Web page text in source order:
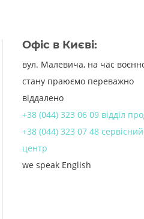
Офіс в Києві:
вул. Малевича, на час
стану праюємо переважно
віддалено
+38 (044) 323 06 09 відділ
+38 (044) 323 07 48 сервісний
центр
we speak English